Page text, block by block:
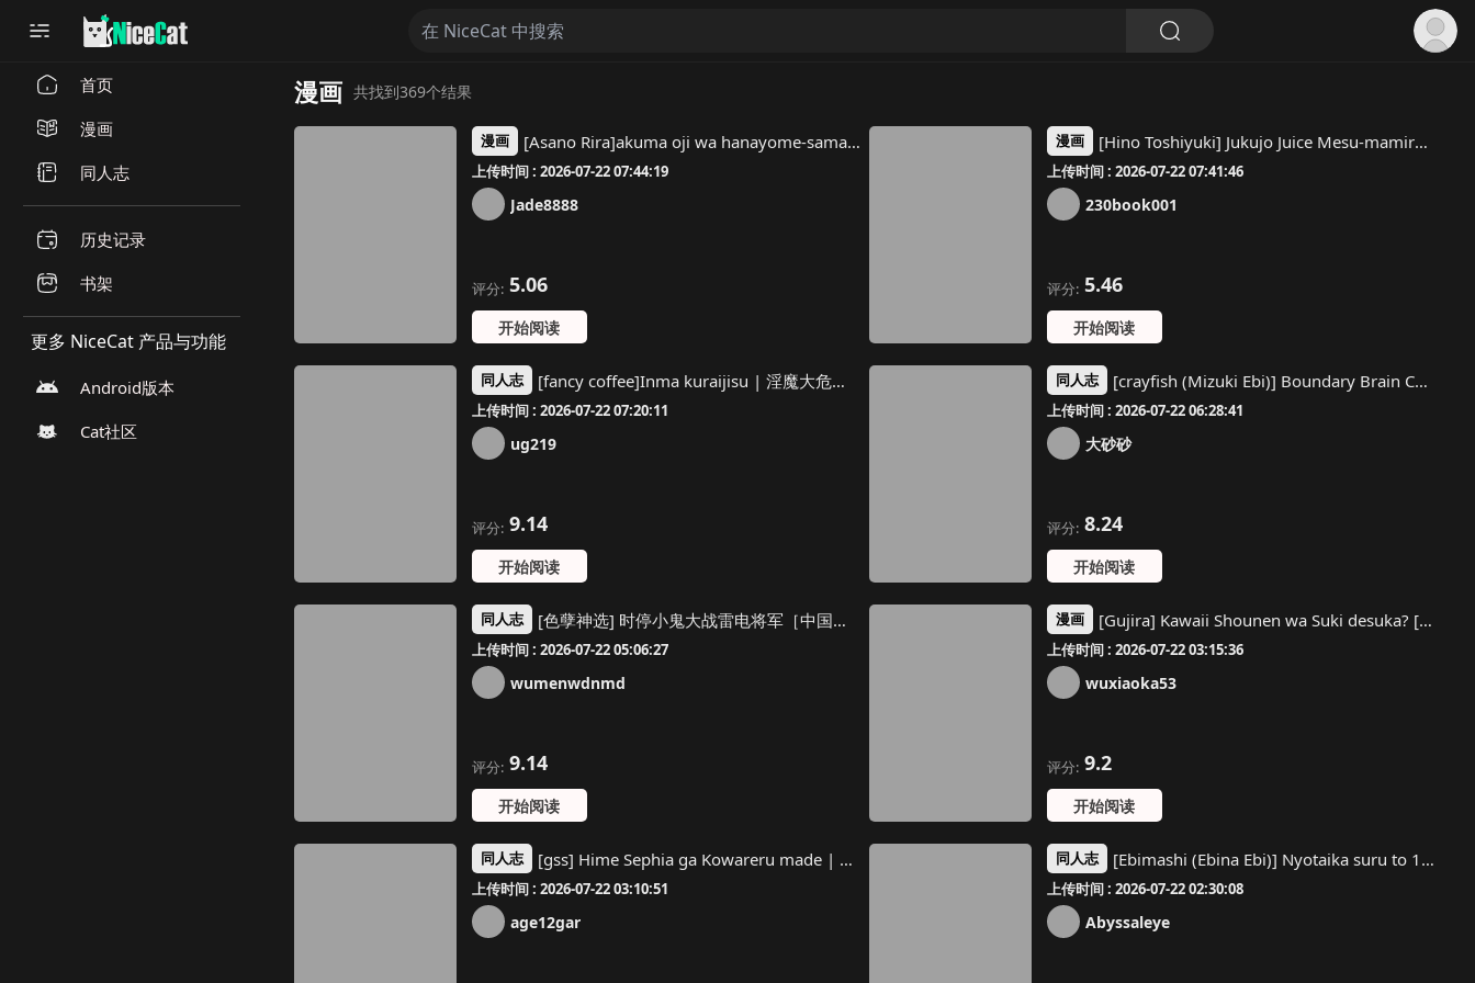
首页
漫画
同人志
历史记录
书架
更多 NiceCat 产品与功能
Android版本
Cat社区
漫画 共找到369个结果
漫画 [Asano Rira]akuma oji wa hanayome-sama ni kyuketsu be raretai! | 恶魔王子想要被新娘大人吸血吃掉！ (Tsuyogari reijo ga wakeari oji ni honno no mama dekiai sa re chau ansoroji ~ watashidake ni miseru kemonona honsho ~) [Chinese] [莉赛特汉化组]
上传时间 : 2026-07-22 07:44:19
Jade8888
评分: 5.06
开始阅读
漫画 [Hino Toshiyuki] Jukujo Juice Mesu-mamire [Chinese]
上传时间 : 2026-07-22 07:41:46
230book001
评分: 5.46
开始阅读
同人志 [fancy coffee]Inma kuraijisu | 淫魔大危机 [Chinese] [妖玖汉化] [Digital]
上传时间 : 2026-07-22 07:20:11
ug219
评分: 9.14
开始阅读
同人志 [crayfish (Mizuki Ebi)] Boundary Brain Conference ~Weak Rod Version~ [Digital] [Chinese] [Crazy Traveller Localization Team]
上传时间 : 2026-07-22 06:28:41
大砂砂
评分: 8.24
开始阅读
同人志 [色孽神选] 时停小鬼大战雷电将军［中国语］
上传时间 : 2026-07-22 05:06:27
wumenwdnmd
评分: 9.14
开始阅读
漫画 [Gujira] Kawaii Shounen wa Suki desuka? [Digital] [Chinese]
上传时间 : 2026-07-22 03:15:36
wuxiaoka53
评分: 9.2
开始阅读
同人志 [gss] Hime Sephia ga Kowareru made | 直到瑟菲娅公主坏掉为止 [Chinese] [Chris个人机翻]
上传时间 : 2026-07-22 03:10:51
age12gar
同人志 [Ebimashi (Ebina Ebi)] Nyotaika suru to 1000-bai Tsuyoku Naru Skill o Te ni Ireta! 2 - I got a skill that makes me 1000 times stronger when I transsexual! [Chinese] [渊啸个人汉化] [Digital]
上传时间 : 2026-07-22 02:30:08
Abyssaleye